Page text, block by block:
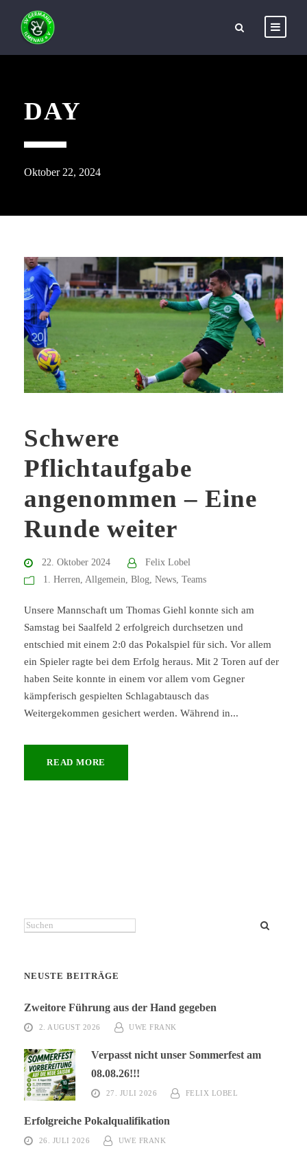
DAY
Oktober 22, 2024
Schwere
Pflichtaufgabe
angenommen – Eine
Runde weiter
22. Oktober 2024
Felix Lobel
1. Herren Allgemein Blog News Teams
Unsere Mannschaft um Thomas Giehl konnte sich am
Samstag bei Saalfeld 2 erfolgreich durchsetzen und
entschied mit einem 2:0 das Pokalspiel für sich. Vor allem
ein Spieler ragte bei dem Erfolg heraus. Mit 2 Toren auf der
haben Seite konnte in einem vor allem vom Gegner
kämpferisch gespielten Schlagabtausch das
Weitergekommen gesichert werden. Während in...
READ MORE
Suchen
NEUSTE BEITRÄGE
Zweitore Führung aus der Hand gegeben
2. AUGUST 2026 UWE FRANK
Verpasst nicht unser Sommerfest am
08.08.26!!!
27. JULI 2026 FELIX LOBEL
Erfolgreiche Pokalqualifikation
26. JULI 2026 UWE FRANK